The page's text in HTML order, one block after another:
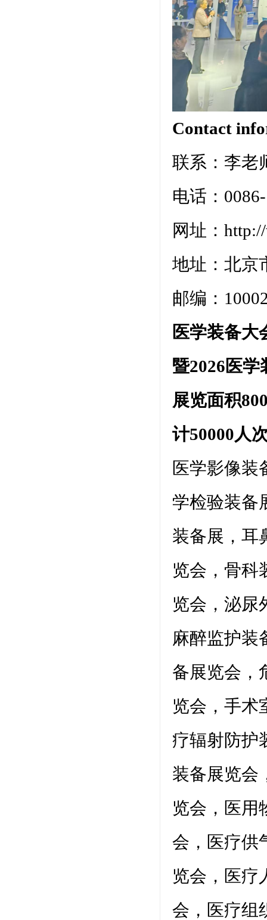
Contact
联系：李老
电话：
网址：
地址：北京
邮编：
医学装备大
暨2026医学
展览面积
计50000人
医学影像装
学检验装备
装备展，耳
览会，骨科
览会，泌尿
麻醉监护装
备展览会，
览会，手术
疗辐射防护
装备展览会
览会，医用
会，医疗供
览会，医疗
会，医疗组